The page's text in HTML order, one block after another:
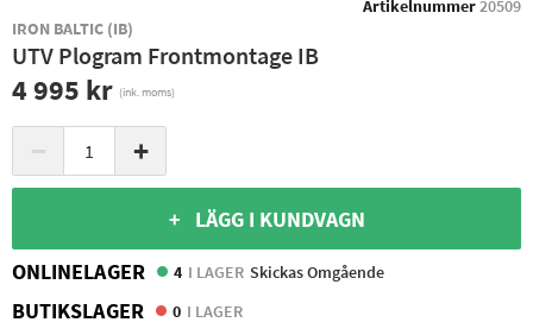
Artikelnummer20509
IRON BALTIC (IB)
UTV Plogram Frontmontage IB
4 995 kr (ink. moms)
− +
+ LÄGG I KUNDVAGN
ONLINELAGER
4 I LAGER Skickas Omgående
BUTIKSLAGER 0 I LAGER